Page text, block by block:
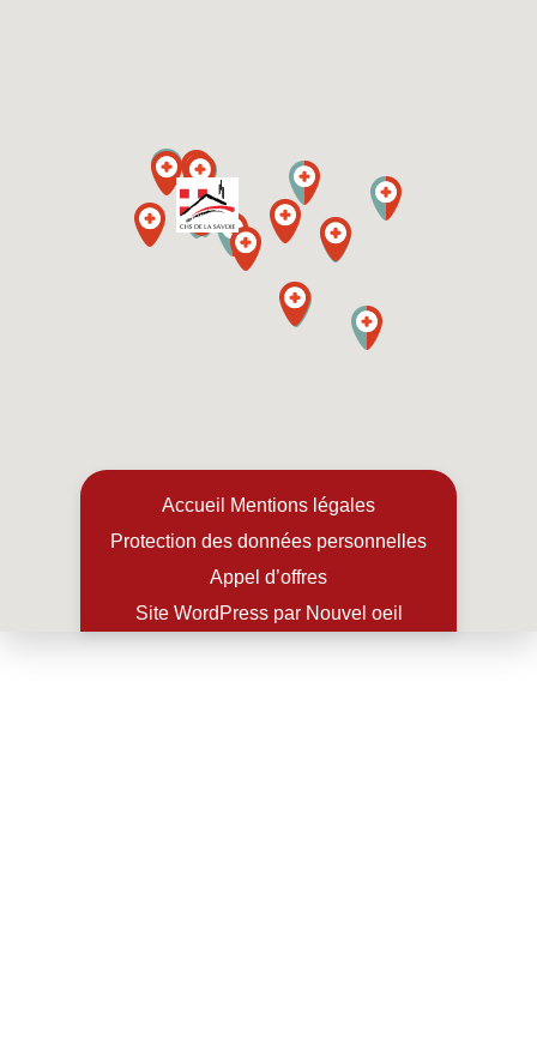
Accueil
Mentions légales
Protection des données personnelles
Appel d’offres
Site WordPress par Nouvel oeil